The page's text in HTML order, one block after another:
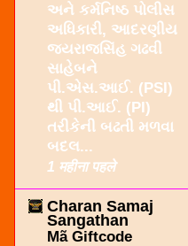
અને કર્મનિષ્ઠ પોલીસ
અધિકારી, આદરણીય
જયરાજસિંહ ગઢવી
સાહેબને
પી.એસ.આઈ. (PSI)
થી પી.આઈ. (PI)
તરીકેની બઢતી મળવા
બદલ...
1 महीना पहले
Charan Samaj
Sangathan
Mã Giftcode